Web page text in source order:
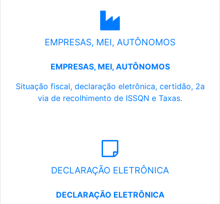
EMPRESAS, MEI, AUTÔNOMOS
EMPRESAS, MEI, AUTÔNOMOS
Situação fiscal, declaração eletrônica, certidão, 2a
via de recolhimento de ISSQN e Taxas.
DECLARAÇÃO ELETRÔNICA
DECLARAÇÃO ELETRÔNICA